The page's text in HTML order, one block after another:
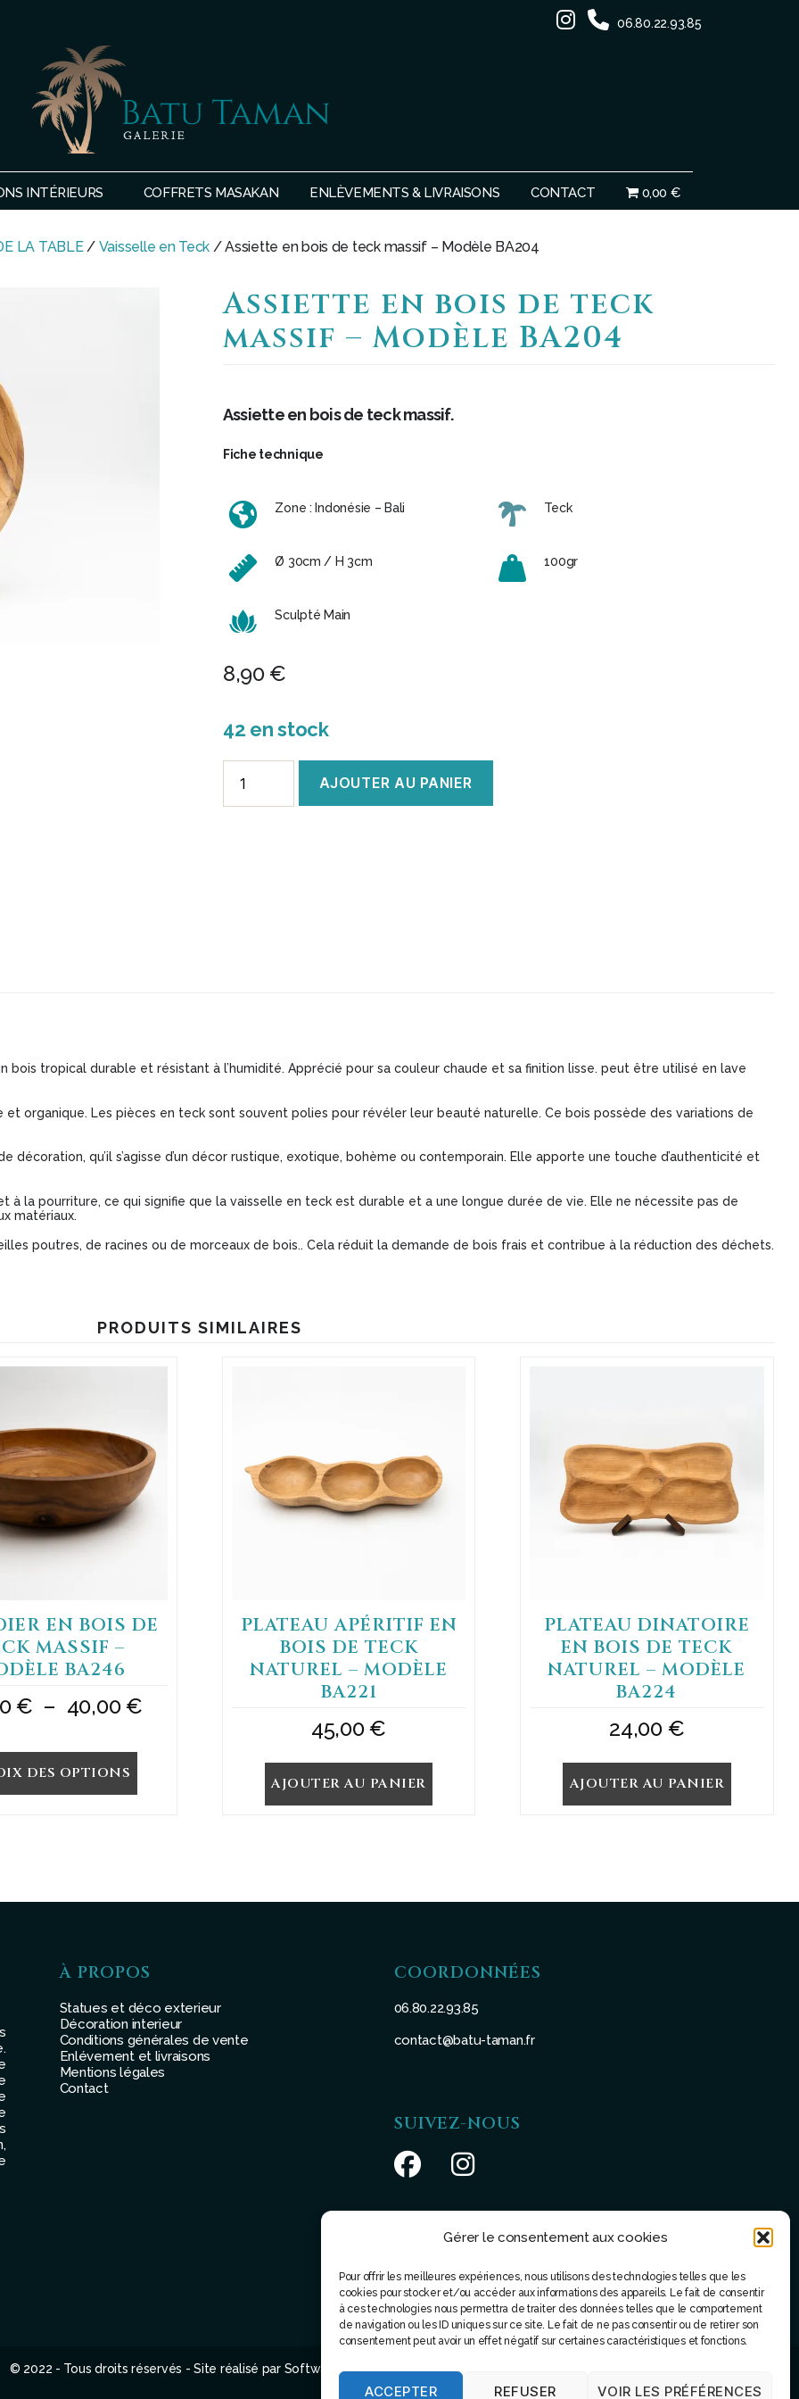
Gérer le consentement aux cookies
Pour offrir les meilleures expériences, nous utilisons des technologies telles que les
cookies pour stocker et/ou accéder aux informations des appareils. Le fait de consentir
à ces technologies nous permettra de traiter des données telles que le comportement
de navigation ou les ID uniques sur ce site. Le fait de ne pas consentir ou de retirer son
consentement peut avoir un effet négatif sur certaines caractéristiques et fonctions.
ACCEPTER REFUSER VOIR LES PRÉFÉRENCES
06.80.22.93.85
BATU
TAMAN
INTÉRIEURS COFFRETS MASAKAN ENLÈVEMENTS & LIVRAISONS CONTACT 0,00 €
LA TABLE/ Vaisselle en Teck / Assiette en bois de teck massif – Modèle BA204
Assiette en bois de teck
massif – Modèle BA204
Assiette en bois de teck massif.
Fiche technique
Zone : Indonésie – Bali
Ø 30cm / H 3cm
Sculpté Main
Teck
100gr
8,90€
42 en stock
AJOUTER AU PANIER
tropical durable et résistant à l’humidité. Apprécié pour sa couleur chaude et sa finition lisse. peut être utilisé en lave
organique. Les pièces en teck sont souvent polies pour révéler leur beauté naturelle. Ce bois possède des variations de
qu’il s’agisse d’un décor rustique, exotique, bohème ou contemporain. Elle apporte une touche d’authenticité et
à la pourriture, ce qui signifie que la vaisselle en teck est durable et a une longue durée de vie. Elle ne nécessite pas de
matériaux.
poutres, de racines ou de morceaux de bois.. Cela réduit la demande de bois frais et contribue à la réduction des déchets.
PRODUITS SIMILAIRES
EN BOIS DE
MASSIF –
BA246
€ – 40,00€Plage
DES OPTIONS
PLATEAU APÉRITIF EN
BOIS DE TECK
NATUREL – MODÈLE
BA221
45,00€
AJOUTER AU PANIER
PLATEAU DINATOIRE
EN BOIS DE TECK
NATUREL – MODÈLE
BA224
24,00 €
AJOUTER AU PANIER
À PROPOS
Statues et déco exterieur
Décoration interieur
Conditions générales de vente
Enlévement et livraisons
Mentions légales
Contact
COORDONNÉES
06.80.22.93.85
contact@batu-taman.fr
SUIVEZ-NOUS
© 2022 - Tous droits réservés - Site réalisé par Software attitude